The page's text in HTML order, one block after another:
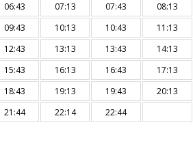
06:43 07:13 07:43
08:13
09:43 10:13 10:43
11:13
12:43 13:13 13:43
14:13
15:43 16:13 16:43
17:13
18:43 19:13 19:43
20:13
21:44 22:14 22:44